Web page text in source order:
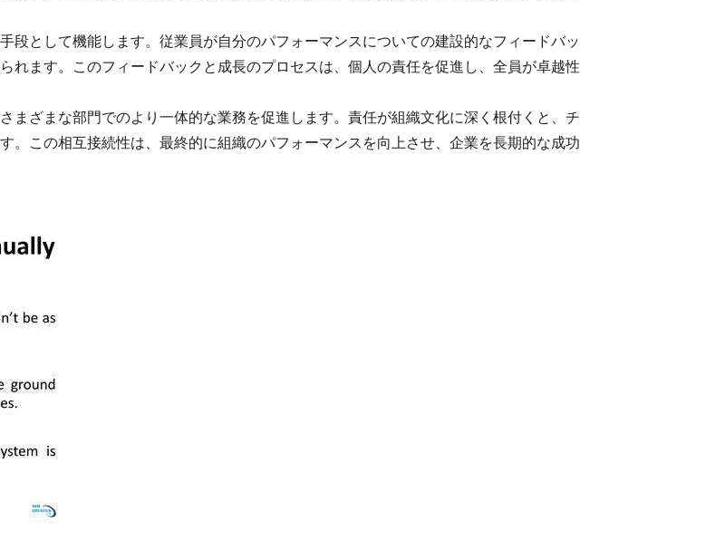
段として機能します。従業員が自分のパフォーマンスについての建設的なフィードバッ
れます。このフィードバックと成長のプロセスは、個人の責任を促進し、全員が卓越性
まざまな部門でのより一体的な業務を促進します。責任が組織文化に深く根付くと、チ
。この相互接続性は、最終的に組織のパフォーマンスを向上させ、企業を長期的な成功